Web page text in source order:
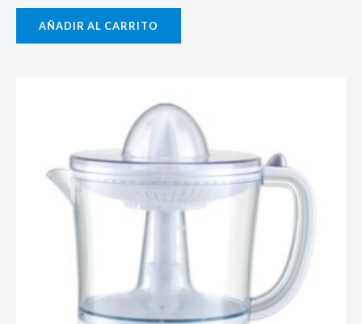
AÑADIR AL CARRITO